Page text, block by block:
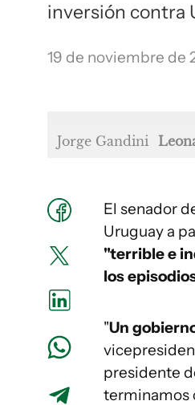
inversión contra
19 de noviembre de
Jorge Gandini
El senador
Uruguay a
"terrible e
los
"Un
presidente
terminamos